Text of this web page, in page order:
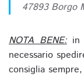
47893 Borgo
NOTA BENE:in
necessario
consiglia